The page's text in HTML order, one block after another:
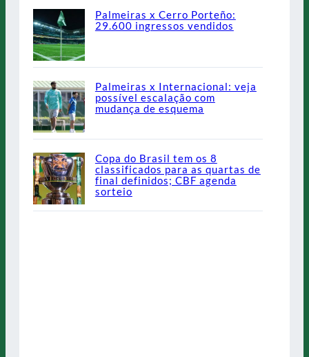
Palmeiras x Cerro Porteño:
29.600 ingressos vendidos
Palmeiras x Internacional: veja
possível escalação com
mudança de esquema
Copa do Brasil tem os 8
classificados para as quartas de
final definidos; CBF agenda
sorteio